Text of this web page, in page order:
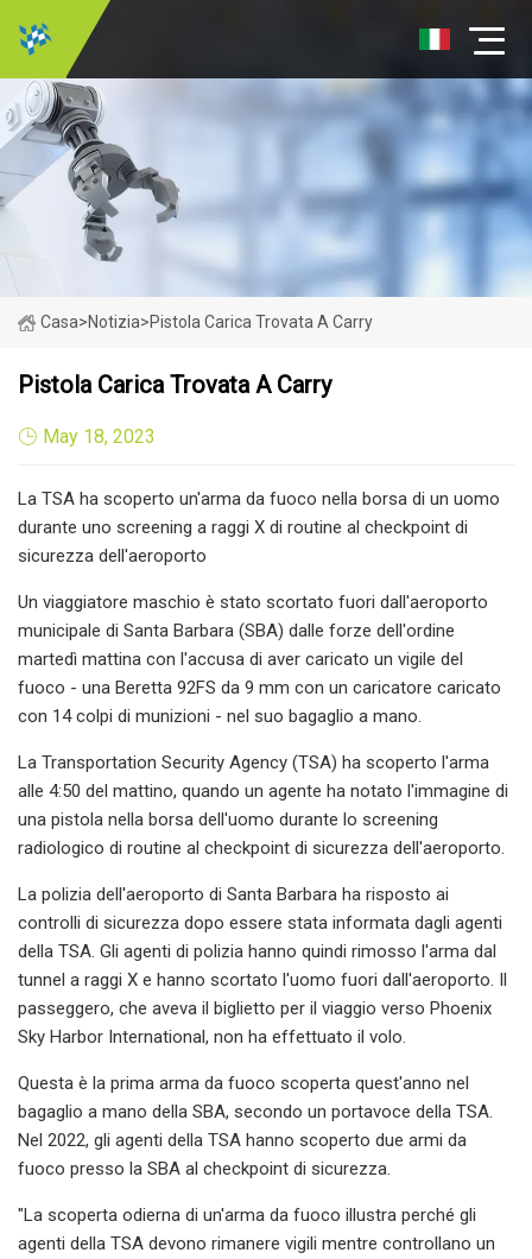
Casa>Notizia>Pistola Carica Trovata A Carry
Pistola Carica Trovata A Carry
May 18, 2023
La TSA ha scoperto un'arma da fuoco nella borsa di un uomo
durante uno screening a raggi X di routine al checkpoint di
sicurezza dell'aeroporto
Un viaggiatore maschio è stato scortato fuori dall'aeroporto
municipale di Santa Barbara (SBA) dalle forze dell'ordine
martedì mattina con l'accusa di aver caricato un vigile del
fuoco - una Beretta 92FS da 9 mm con un caricatore caricato
con 14 colpi di munizioni - nel suo bagaglio a mano.
La Transportation Security Agency (TSA) ha scoperto l'arma
alle 4:50 del mattino, quando un agente ha notato l'immagine di
una pistola nella borsa dell'uomo durante lo screening
radiologico di routine al checkpoint di sicurezza dell'aeroporto.
La polizia dell'aeroporto di Santa Barbara ha risposto ai
controlli di sicurezza dopo essere stata informata dagli agenti
della TSA. Gli agenti di polizia hanno quindi rimosso l'arma dal
tunnel a raggi X e hanno scortato l'uomo fuori dall'aeroporto. Il
passeggero, che aveva il biglietto per il viaggio verso Phoenix
Sky Harbor International, non ha effettuato il volo.
Questa è la prima arma da fuoco scoperta quest'anno nel
bagaglio a mano della SBA, secondo un portavoce della TSA.
Nel 2022, gli agenti della TSA hanno scoperto due armi da
fuoco presso la SBA al checkpoint di sicurezza.
"La scoperta odierna di un'arma da fuoco illustra perché gli
agenti della TSA devono rimanere vigili mentre controllano un